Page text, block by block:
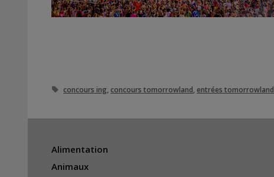
Étiquettes
concours ing concours tomorrowland entrées tomorrowland
Alimentation
Animaux